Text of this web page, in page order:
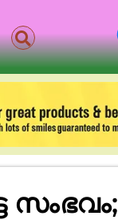
സംഭവം;